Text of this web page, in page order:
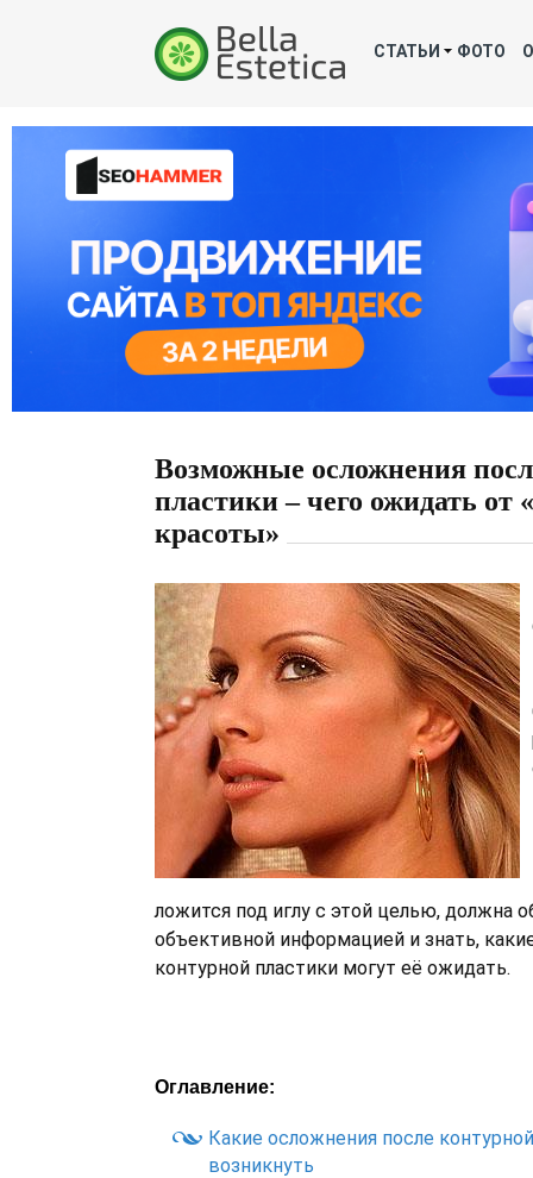
СТАТЬИ ФОТО
Возможные осложнения
пластики – чего ожидать от
красоты»
ложится под иглу с этой целью, должна
объективной информацией и знать,
контурной пластики могут её ожидать.
Оглавление:
Какие осложнения после
возникнуть